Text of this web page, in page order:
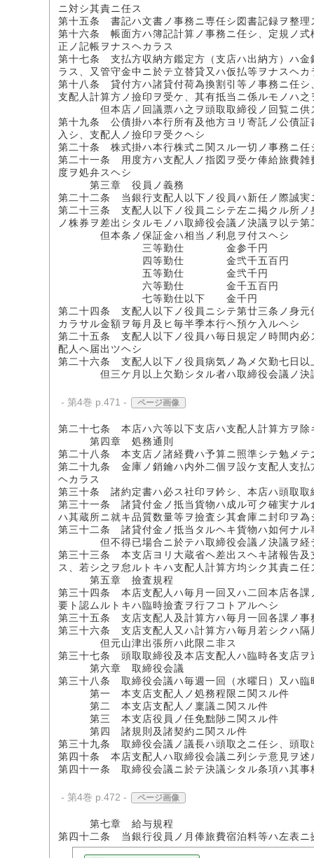
ニ対シ其責ニ任ス
第十五条 書記ハ文書ノ事務ニ専任シ図書記録ヲ整理
第十六条 帳面方ハ簿記計算ノ事務ニ任シ、定規ノ式
正ノ記帳ヲナスヘカラス
第十七条 支払方収納方鑑定方（支店ハ出納方）ハ金
ラス、又管守金中ニ於テ立替貸又ハ仮払等ヲナスヘカ
第十八条 貸付方ハ諸貸付荷為換割引等ノ事務ニ任シ
支配人計算方ノ撿印ヲ受ケ、其有抵当ニ係ルモノハ
但本店ノ回議票ハ之ヲ頭取取締役ノ回覧ニ供
第十九条 公債掛ハ本行所有及他方ヨリ寄託ノ公債証
入シ、支配人ノ撿印ヲ受クヘシ
第二十条 株式掛ハ本行株式ニ関スル一切ノ事務ニ任
第二十一条 用度方ハ支配人ノ指図ヲ受ケ俸給旅費雑
度ヲ処弁スヘシ
第三章 役員ノ義務
第二十二条 当銀行支配人以下ノ役員ハ新任ノ際誠実
第二十三条 支配人以下ノ役員ニシテ左ニ掲クル所ノ
ノ株券ヲ差出シタルモノハ取締役会議ノ決議ヲ以テ
但本条ノ保証金ハ相当ノ利息ヲ付スヘシ
三等勤仕 金参千円
四等勤仕 金弐千五百円
五等勤仕 金弐千円
六等勤仕 金千五百円
七等勤仕以下 金千円
第二十四条 支配人以下ノ役員ニシテ第廿三条ノ身元
カラサル金額ヲ毎月及ヒ毎半季本行ヘ預ケ入ルヘシ
第二十五条 支配人以下ノ役員ハ毎日規定ノ時間内必
配人ヘ届出ツヘシ
第二十六条 支配人以下ノ役員病気ノ為メ欠勤七日以
但三ケ月以上欠勤シタル者ハ取締役会議ノ決議
- 第4巻 p.471 - ページ画像
第二十七条 本店ハ六等以下支店ハ支配人計算方ヲ除
第四章 処務通則
第二十八条 本支店ノ諸経費ハ予算ニ照準シテ勉メテ
第二十九条 金庫ノ銷鑰ハ内外二個ヲ設ケ支配人支払
ヘカラス
第三十条 諸約定書ハ必ス社印ヲ鈐シ、本店ハ頭取取
第三十一条 諸貸付金ノ抵当貨物ハ成ル可ク確実ナル
ハ其蔵所ニ就キ品質数量等ヲ撿査シ其倉庫ニ封印ヲ
第三十二条 諸貸付金ノ抵当タルヘキ貨物ハ如何ナ
但不得已場合ニ於テハ取締役会議ノ決議ヲ経
第三十三条 本支店ヨリ大蔵省ヘ差出スヘキ諸報告及
ス、若シ之ヲ怠ルトキハ支配人計算方均シク其責ニ任
第五章 撿査規程
第三十四条 本店支配人ハ毎月一回又ハ二回本店各課
要ト認ムルトキハ臨時撿査ヲ行フコトアルヘシ
第三十五条 支店支配人及計算方ハ毎月一回各課ノ
第三十六条 支店支配人又ハ計算方ハ毎月若シクハ
但元山津出張所ハ此限ニ非ス
第三十七条 頭取取締役及本店支配人ハ臨時各支店ヲ
第六章 取締役会議
第三十八条 取締役会議ハ毎週一回（水曜日）又ハ臨
第一 本支店支配人ノ処務程限ニ関スル件
第二 本支店支配人ノ稟議ニ関スル件
第三 本支店役員ノ任免黜陟ニ関スル件
第四 諸規則及諸契約ニ関スル件
第三十九条 取締役会議ノ議長ハ頭取之ニ任シ、頭取
第四十条 本店支配人ハ取締役会議ニ列シテ意見ヲ述
第四十一条 取締役会議ニ於テ決議シタル条項ハ其事
- 第4巻 p.472 - ページ画像
第七章 給与規程
第四十二条 当銀行役員ノ月俸旅費宿泊料等ハ左表ニ